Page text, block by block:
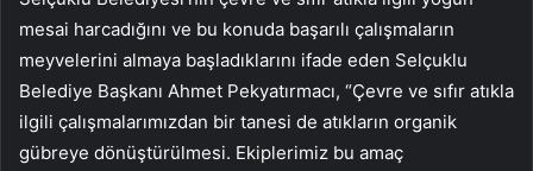
mesai harcadığını ve bu konuda başarılı çalışmaların
meyvelerini almaya başladıklarını ifade eden Selçuklu
Belediye Başkanı Ahmet Pekyatırmacı, “Çevre ve sıfır atıkla
ilgili çalışmalarımızdan bir tanesi de atıkların organik
gübreye dönüştürülmesi. Ekiplerimiz bu amaç